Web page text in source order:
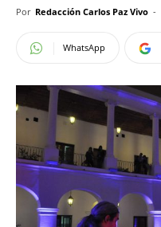
Por Redacción Carlos Paz Vivo -
WhatsApp